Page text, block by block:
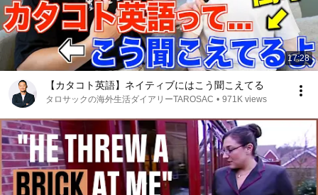
17:28
【カタコト英語】ネイティブにはこう聞こえてる
タロサックの海外生活ダイアリーTAROSAC • 971K views